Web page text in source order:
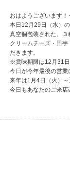
おはようございます
本日12月29日（水）
真空個包装された、３
クリームチーズ・田
だきます。
※賞味期限は12月31日
今日が今年最後の営業
来年は1月4日（火）
今日もあなたのご来